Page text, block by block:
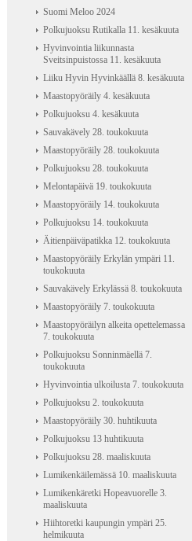
Suomi Meloo 2024
Polkujuoksu Rutikalla 11. kesäkuuta
Hyvinvointia liikunnasta
Sveitsinpuistossa 11. kesäkuuta
Liiku Hyvin Hyvinkäällä 8. kesäkuuta
Maastopyöräily 4. kesäkuuta
Polkujuoksu 4. kesäkuuta
Sauvakävely 28. toukokuuta
Maastopyöräily 28. toukokuuta
Polkujuoksu 28. toukokuuta
Melontapäivä 19. toukokuuta
Maastopyöräily 14. toukokuuta
Polkujuoksu 14. toukokuuta
Äitienpäiväpatikka 12. toukokuuta
Maastopyöräily Erkylän ympäri 11.
toukokuuta
Sauvakävely Erkylässä 8. toukokuuta
Maastopyöräily 7. toukokuuta
Maastopyöräilyn alkeita opettelemassa
7. toukokuuta
Polkujuoksu Sonninmäellä 7.
toukokuuta
Hyvinvointia ulkoilusta 7. toukokuuta
Polkujuoksu 2. toukokuuta
Maastopyöräily 30. huhtikuuta
Polkujuoksu 13 huhtikuuta
Polkujuoksu 28. maaliskuuta
Lumikenkäilemässä 10. maaliskuuta
Lumikenkäretki Hopeavuorelle 3.
maaliskuuta
Hiihtoretki kaupungin ympäri 25.
helmikuuta